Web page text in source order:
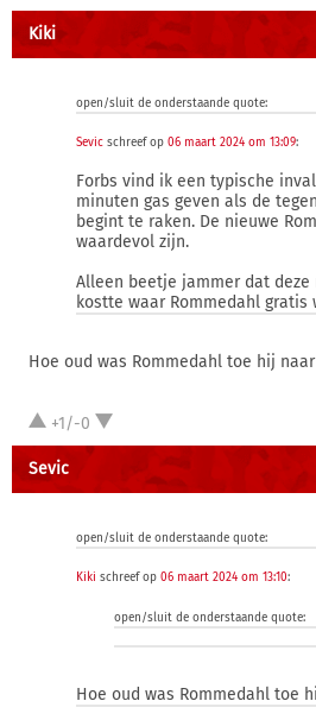
Kiki
open/sluit de onderstaande quote:
Sevic schreef op 06 maart 2024 om 13:09:
Forbs vind ik een typische
minuten gas geven als de
begint te raken. De nieuwe
waardevol zijn.
Alleen beetje jammer dat deze
kostte waar Rommedahl gratis
Hoe oud was Rommedahl toe hij
+1/-0
Sevic
open/sluit de onderstaande quote:
Kiki schreef op 06 maart 2024 om 13:10:
open/sluit de onderstaande quote:
Hoe oud was Rommedahl toe